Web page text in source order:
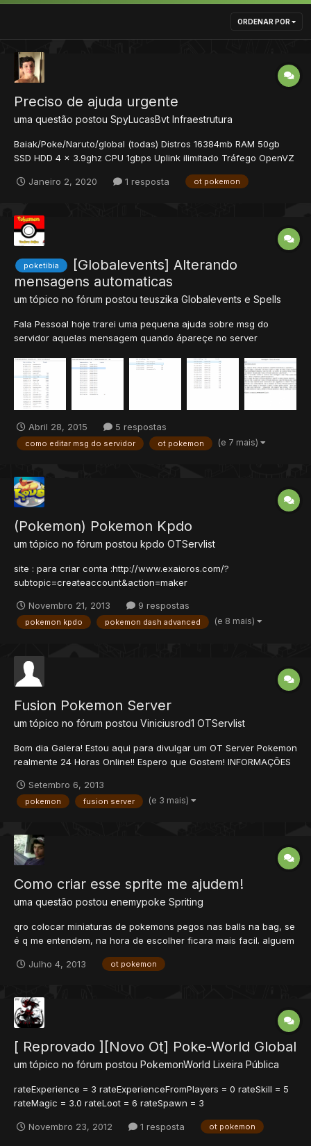
ORDENAR POR
Preciso de ajuda urgente
uma questão postou SpyLucasBvt Infraestrutura
Baiak/Poke/Naruto/global (todas) Distros 16384mb RAM 50gb
SSD HDD 4 x 3.9ghz CPU 1gbps Uplink ilimitado Tráfego OpenVZ
respondem, e não instalaram game n...
Janeiro 2, 2020 1 resposta ot pokemon
poketibia
[Globalevents] Alterando
mensagens automaticas
um tópico no fórum postouteuszika Globalevents e Spells
Fala Pessoal hoje trarei uma pequena ajuda sobre msg do
servidor aquelas mensagem quando ápareçe no server
quando voçe esta jogando siga as instruçoes 1° Entre Na pasta
do seu servidor 2° Va em data 3° Logo em seguida va em glo...
Abril 28, 2015 5 respostas
como editar msg do servidor ot pokemon (e 7 mais)
(Pokemon) Pokemon Kpdo
um tópico no fórum postou kpdo OTServlist
site : para criar conta :http://www.exaioros.com/?
subtopic=createaccount&action=maker
http://www.exaioros.com/?subtopic=faq Existe 4 mundos,
Nibiru,Pandora,Fusion e Maya, jogo online desde 01/08/2011.
Novembro 21, 2013 9 respostas
pokemon kpdo pokemon dash advanced (e 8 mais)
Fusion Pokemon Server
um tópico no fórum postou Viniciusrod1 OTServlist
Bom dia Galera! Estou aqui para divulgar um OT Server Pokemon
realmente 24 Horas Online!! Espero que Gostem! INFORMAÇÕES
Melhores quests que você ja viu! - Pokemons Evolui por Stones
somente (100%) - Pokemons Não possui level...
Setembro 6, 2013
pokemon fusion server (e 3 mais)
Como criar esse sprite me ajudem!
uma questão postou enemypoke Spriting
qro colocar miniaturas de pokemons pegos nas balls na bag, se
é q me entendem, na hora de escolher ficara mais facil. alguem
Julho 4, 2013
ot pokemon
[ Reprovado ][Novo Ot] Poke-World Global
um tópico no fórum postou PokemonWorld Lixeira Pública
rateExperience = 3 rateExperienceFromPlayers = 0 rateSkill = 5
rateMagic = 3.0 rateLoot = 6 rateSpawn = 3
pokemonExpPerLevelRate = 8 baseExpRate = 0.7 boost_rate = 1.8
surf 100% ride 100% fly 100% Cidade Vip I Cidade Vip II site :
Novembro 23, 2012 1 resposta ot pokemon